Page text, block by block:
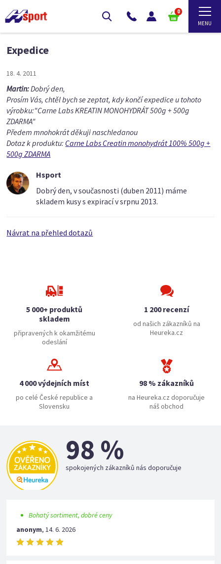
0
Expedice
18. 4. 2011
Martin:Dobrý den,
Prosím Vás, chtěl bych se zeptat, kdy končí expedice u tohoto
výrobku:"Carne Labs KREATIN MONOHYDRÁT 500g + 500g
ZDARMA"
Předem mnohokrát děkuji naschledanou
Dotaz k produktu: Carne Labs Creatin monohydrát 100% 500g +
500g ZDARMA
Hsport
Dobrý den, v současnosti (duben 2011) máme
skladem kusy s expirací v srpnu 2013.
Návrat na přehled dotazů
5 000+ produktů
skladem
připravených k okamžitému
odeslání
1 200 recenzí
od našich zákazníků na
Heureka.cz
4 000 výdejních míst
po celé České republice a
Slovensku
98 % zákazníků
na Heureka.cz doporučuje
náš obchod
98 %
spokojených zákazníků nás doporučuje
Bohatý sortiment, dobré ceny
anonym,14. 6. 2026